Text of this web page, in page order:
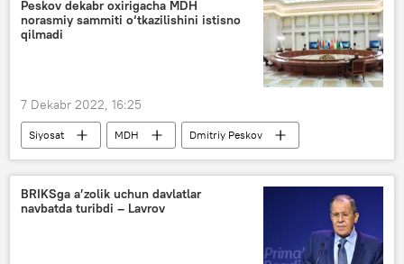
Lugansk xalq respublikasi (LXR)
Peskov dekabr oxirigacha MDH
norasmiy sammiti o‘tkazilishini istisno
qilmadi
7 Dekabr 2022, 16:25
Siyosat MDH Dmitriy Peskov
BRIKSga a’zolik uchun davlatlar
navbatda turibdi – Lavrov